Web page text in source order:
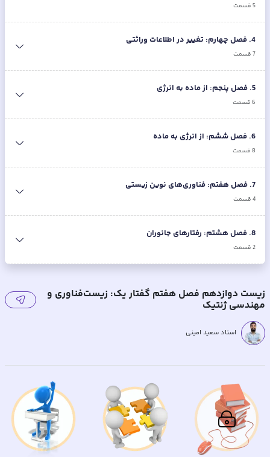
5قسمت
4
. فصل چهارم: تغییر در اطلاعات وراثتی
7قسمت
5
. فصل پنجم: از ماده به انرژی
6قسمت
6
. فصل ششم: از انرژی به ماده
8قسمت
7
. فصل هفتم: فناوری‌های نوین زیستی
4قسمت
8
. فصل هشتم: رفتارهای جانوران
2قسمت
زیست دوازدهم فصل هفتم گفتار یک: زیست‌فناوری و
مهندسی ژنتیک
استاد سعید امینی